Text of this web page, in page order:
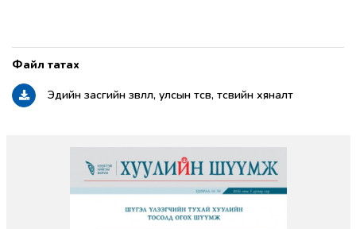
Эдийн засгийн зөвлөл, улсын төсөв, төсвийн хяналт